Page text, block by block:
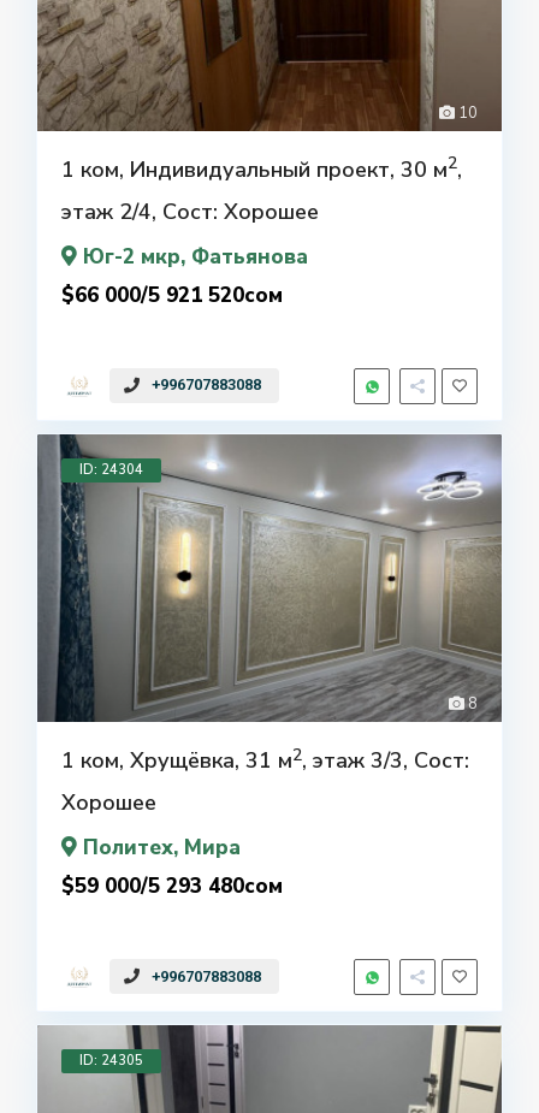
10
1 ком, Индивидуальный проект, 30 м2,
этаж 2/4, Сост: Хорошее
Юг-2 мкр, Фатьянова
$66 000/5 921 520сом
+996707883088
8
ID: 24304
1 ком, Хрущёвка, 31 м2, этаж 3/3, Сост:
Хорошее
Политех, Мира
$59 000/5 293 480сом
+996707883088
ID: 24305